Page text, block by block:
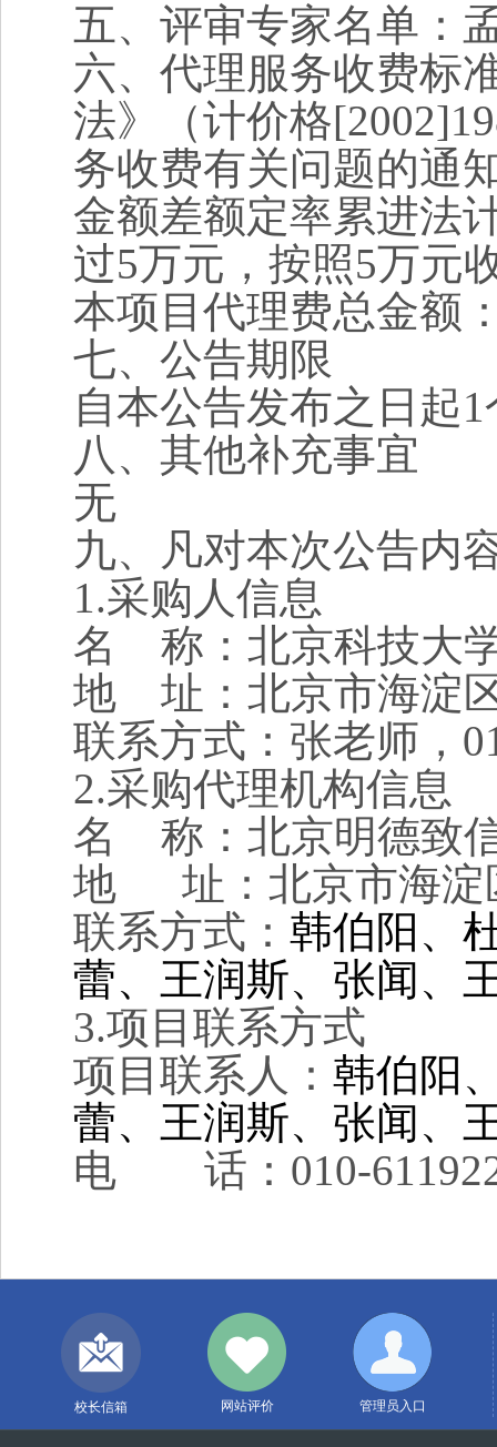
五、评审专家名单：
六、代理服务收费标
法》（计价格
务收费有关问题的通
金额差额定率累进法
过5万元，按照5万元
本项目代理费总金额
七、公告期限
自本公告发布之日起
八、其他补充事宜
无
九、凡对本次公告内
1.采购人信息
名 称：北京科技大
地 址：北京市海淀
联系方式：张老师，
2.采购代理机构信息
名 称：北京明德致
地 址：北京市海淀
联系方式： 韩伯阳、
蕾、王润斯、张闻、
3.项目联系方式
项目联系人： 韩伯阳
蕾、王润斯、张闻、
电 话：010-
校长信箱 网站评价 管理员入口